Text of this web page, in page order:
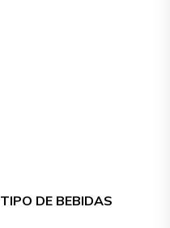
TIPO DE BEBIDAS